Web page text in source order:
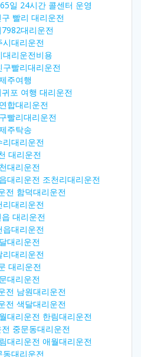
일 24시간 콜센터 운영
빨리 대리운전
대리운전
시대리운전
대리운전비용
구빨리대리운전
주여행
포 여행 대리운전
합대리운전
빨리대리운전
주탁송
리대리운전
대리운전
대리운전
대리운전 조천리대리운전
전 함덕대리운전
리대리운전
대리운전
읍대리운전
대리운전
리대리운전
대리운전
대리운전
전 남원대리운전
전 색달대리운전
대리운전 한림대리운전
중문동대리운전
대리운전 애월대리운전
동대리운전